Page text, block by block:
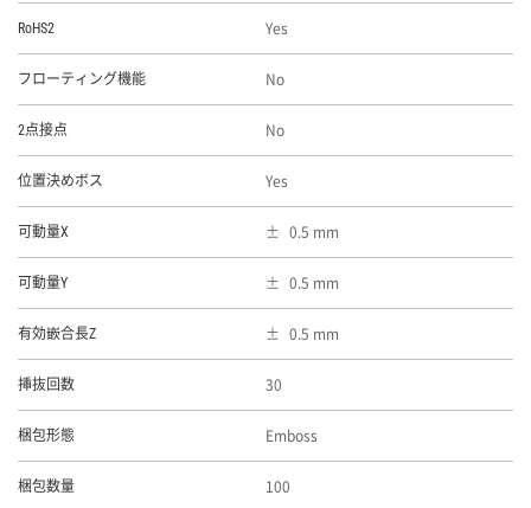
RoHS2 Yes
フローティング機能 No
2点接点 No
位置決めボス Yes
可動量X 0.5 mm
可動量Y 0.5 mm
有効嵌合長Z 0.5 mm
挿抜回数 30
梱包形態 Emboss
梱包数量 100